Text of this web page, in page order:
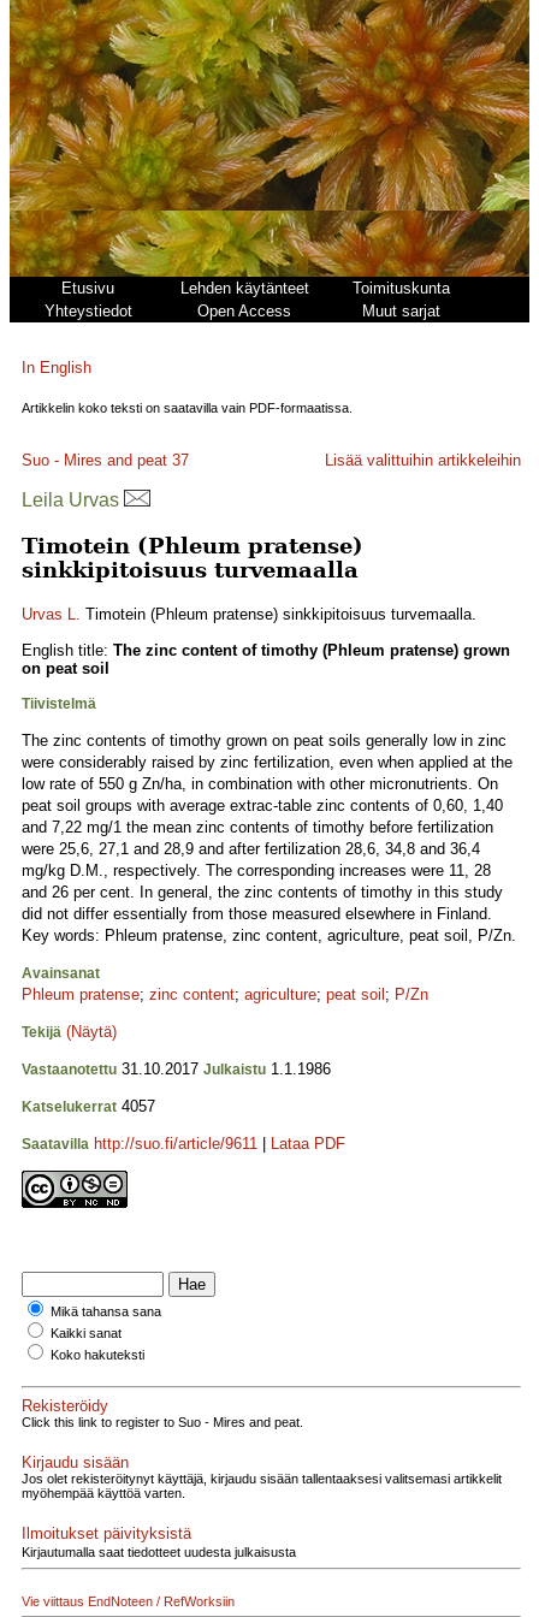
Etusivu Lehden käytänteet
Toimituskunta
Yhteystiedot
Open Access Muut sarjat
In English
Artikkelin koko teksti on saatavilla vain PDF-formaatissa.
Suo - Mires and peat 37 Lisää valittuihin artikkeleihin
Leila Urvas
Timotein (Phleum pratense)
sinkkipitoisuus turvemaalla
Urvas L. Timotein (Phleum pratense) sinkkipitoisuus turvemaalla.
English title: The zinc content of timothy (Phleum pratense) grown
on peat soil
Tiivistelmä
The zinc contents of timothy grown on peat soils generally low in zinc
were considerably raised by zinc fertilization, even when applied at the
low rate of 550 g Zn/ha, in combination with other micronutrients. On
peat soil groups with average extrac-table zinc contents of 0,60, 1,40
and 7,22 mg/1 the mean zinc contents of timothy before fertilization
were 25,6, 27,1 and 28,9 and after fertilization 28,6, 34,8 and 36,4
mg/kg D.M., respectively. The corresponding increases were 11, 28
and 26 per cent. In general, the zinc contents of timothy in this study
did not differ essentially from those measured elsewhere in Finland.
Key words: Phleum pratense, zinc content, agriculture, peat soil, P/Zn.
Avainsanat
Phleum pratense; zinc content; agriculture; peat soil ; P/Zn
Tekijä (Näytä)
Vastaanotettu 31.10.2017 Julkaistu 1.1.1986
Katselukerrat 4057
Saatavilla http://suo.fi/article/9611 Lataa PDF
Mikä tahansa sana
Kaikki sanat
Koko hakuteksti
Rekisteröidy
Click this link to register to Suo - Mires and peat.
Kirjaudu sisään
Jos olet rekisteröitynyt käyttäjä, kirjaudu sisään tallentaaksesi valitsemasi artikkelit
myöhempää käyttöä varten.
Ilmoitukset päivityksistä
Kirjautumalla saat tiedotteet uudesta julkaisusta
Vie viittaus EndNoteen / RefWorksiin